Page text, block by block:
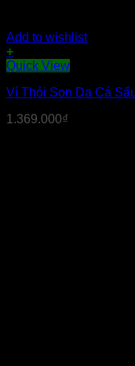
Add to wishlist
+
Quick View
Ví Thỏi Son Da Cá
1.369.000₫